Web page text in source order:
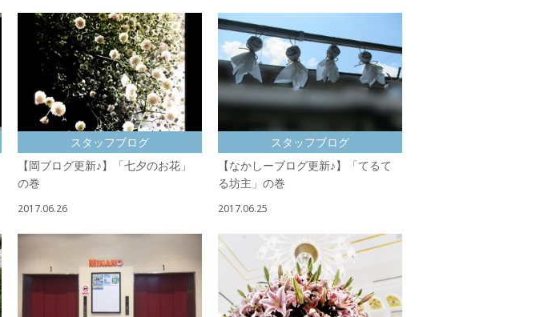
スタッフブログ
【岡ブログ更新♪】「七夕のお花」
の巻
2017.06.26
スタッフブログ
【なかしーブログ更新♪】「てるて
る坊主」の巻
2017.06.25